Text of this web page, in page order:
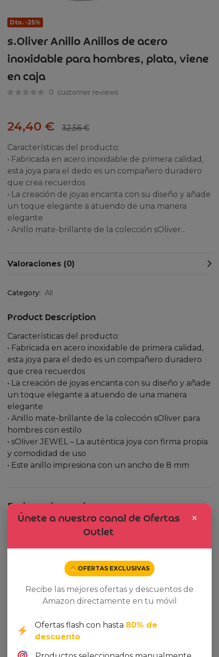
s.Oliver Anillo Anillos de acero
inoxidable para hombres, plata, viene
en caja
Dto. -25%
0 customer reviews
24,40 € 32,56€
Características del producto:
• Fabricada en acero inoxidable de primera calidad,
esta joya para el dedo es un compañero duradero
que crea recuerdos
• La creación de joyas encanta con su diseño y añade
un toque elegante a atuendo de una manera
elegante
• Anillo mate-brillante de la colección sOliver…
Valoraciones (0)
Category: All
Product Description
Características del producto:
• Fabricada en acero inoxidable de primera calidad,
esta joya para el dedo es un compañero duradero
que crea recuerdos
• La creación de joyas encanta con su diseño y añade
un toque elegante a atuendo de una manera
elegante
• Anillo mate-brillante de la colección sOliver para
hombres con estilo
• sOliver JEWEL – La auténtica joya con firma propia
y comodidad de uso
• Este anillo impresiona con un ancho de 8 mm
Related products
×
Únete a nuestro canal de Ofertas
Outlet
OFERTAS EXCLUSIVAS
Recibe las mejores ofertas y descuentos de
Amazon directamente en tu móvil
Ofertas flash con hasta 80% de
descuento